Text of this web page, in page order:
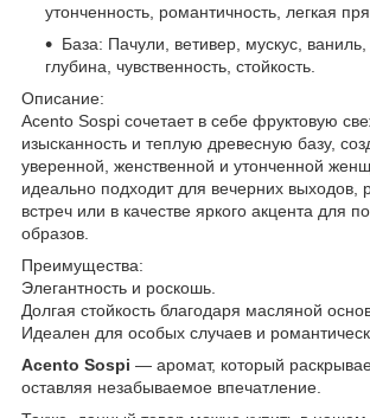
утонченность, романтичность, легкая
База: Пачули, ветивер, мускус,
глубина, чувственность, стойкость.
Описание:
Acento Sospi сочетает в себе фруктовую
изысканность и теплую древесную базу,
уверенной, женственной и утонченной
идеально подходит для вечерних выходов,
встреч или в качестве яркого акцента для
образов.
Преимущества:
Элегантность и роскошь.
Долгая стойкость благодаря масляной
Идеален для особых случаев и
Acento Sospi — аромат, который
оставляя незабываемое впечатление.